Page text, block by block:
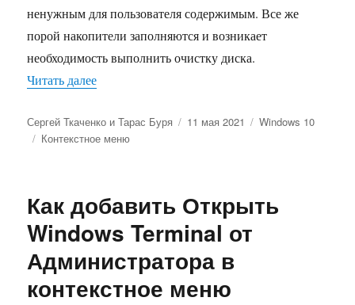
ненужным для пользователя содержимым. Все же
порой накопители заполняются и возникает
необходимость выполнить очистку диска.
Читать далее«Как добавить Очистку диска в контекстное
Автор
Сергей Ткаченко и Тарас Буря Опубликовано
11 мая 2021 Рубрики
Windows 10
Метки
Контекстное меню
Как добавить Открыть
Windows Terminal от
Администратора в
контекстное меню